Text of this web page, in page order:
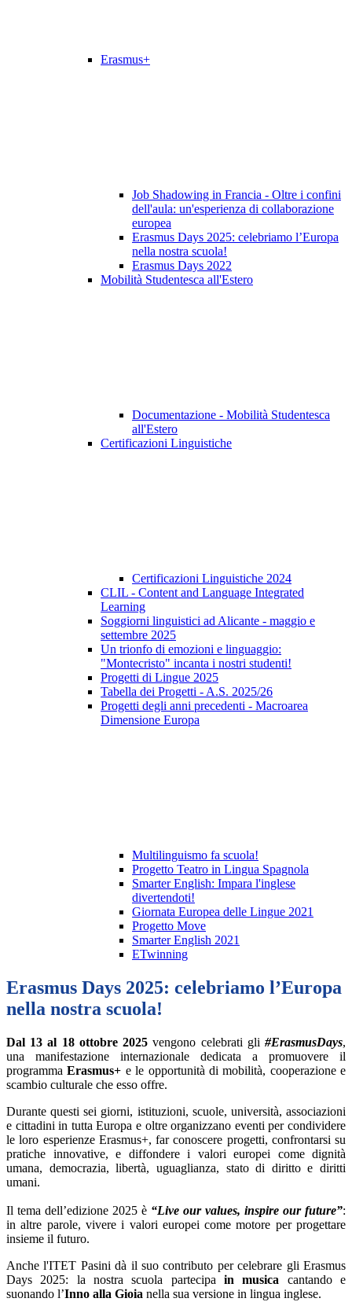
Erasmus+
Job Shadowing in Francia - Oltre i confini
dell'aula: un'esperienza di collaborazione
europea
Erasmus Days 2025: celebriamo l’Europa
nella nostra scuola!
Erasmus Days 2022
Mobilità Studentesca all'Estero
Documentazione - Mobilità Studentesca
all'Estero
Certificazioni Linguistiche
Certificazioni Linguistiche 2024
CLIL - Content and Language Integrated
Learning
Soggiorni linguistici ad Alicante - maggio e
settembre 2025
Un trionfo di emozioni e linguaggio:
"Montecristo" incanta i nostri studenti!
Progetti di Lingue 2025
Tabella dei Progetti - A.S. 2025/26
Progetti degli anni precedenti - Macroarea
Dimensione Europa
Multilinguismo fa scuola!
Progetto Teatro in Lingua Spagnola
Smarter English: Impara l'inglese
divertendoti!
Giornata Europea delle Lingue 2021
Progetto Move
Smarter English 2021
ETwinning
Erasmus Days 2025: celebriamo l’Europa
nella nostra scuola!
Dal 13 al 18 ottobre 2025 vengono celebrati gli#ErasmusDays,
una manifestazione internazionale dedicata a promuovere il
programmaErasmus+ e le opportunità di mobilità, cooperazione e
scambio culturale che esso offre.
Durante questi sei giorni, istituzioni, scuole, università, associazioni
e cittadini in tutta Europa e oltre organizzano eventi per condividere
le loro esperienze Erasmus+, far conoscere progetti, confrontarsi su
pratiche innovative, e diffondere i valori europei come dignità
umana, democrazia, libertà, uguaglianza, stato di diritto e diritti
umani.
Il tema dell’edizione 2025 è “Live our values, inspire our future”:
in altre parole, vivere i valori europei come motore per progettare
insieme il futuro.
Anche l'ITET Pasini dà il suo contributo per celebrare gli Erasmus
Days 2025: la nostra scuola partecipain musica cantando e
suonando l’Inno alla Gioia nella sua versione in lingua inglese.